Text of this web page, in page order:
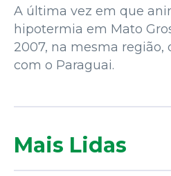
A última vez em que
hipotermia em Mato
2007, na mesma região,
com o Paraguai.
Mais Lidas